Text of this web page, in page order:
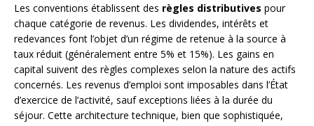
Les conventions établissent des règles distributives pour
chaque catégorie de revenus. Les dividendes, intérêts et
redevances font l’objet d’un régime de retenue à la source à
taux réduit (généralement entre 5% et 15%). Les gains en
capital suivent des règles complexes selon la nature des actifs
concernés. Les revenus d’emploi sont imposables dans l’État
d’exercice de l’activité, sauf exceptions liées à la durée du
séjour. Cette architecture technique, bien que sophistiquée,